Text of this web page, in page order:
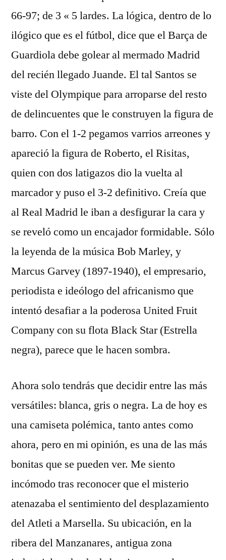
66-97; de 3 « 5 lardes. La lógica, dentro de lo
ilógico que es el fútbol, dice que el Barça de
Guardiola debe golear al mermado Madrid
del recién llegado Juande. El tal Santos se
viste del Olympique para arroparse del resto
de delincuentes que le construyen la figura de
barro. Con el 1-2 pegamos varrios arreones y
apareció la figura de Roberto, el Risitas,
quien con dos latigazos dio la vuelta al
marcador y puso el 3-2 definitivo. Creía que
al Real Madrid le iban a desfigurar la cara y
se reveló como un encajador formidable. Sólo
la leyenda de la música Bob Marley, y
Marcus Garvey (1897-1940), el empresario,
periodista e ideólogo del africanismo que
intentó desafiar a la poderosa United Fruit
Company con su flota Black Star (Estrella
negra), parece que le hacen sombra.
Ahora solo tendrás que decidir entre las más
versátiles: blanca, gris o negra. La de hoy es
una camiseta polémica, tanto antes como
ahora, pero en mi opinión, es una de las más
bonitas que se pueden ver. Me siento
incómodo tras reconocer que el misterio
atenazaba el sentimiento del desplazamiento
del Atleti a Marsella. Su ubicación, en la
ribera del Manzanares, antigua zona